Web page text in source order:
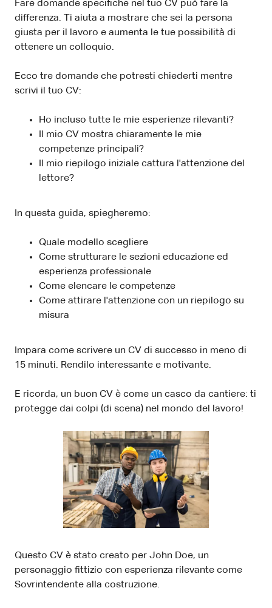
Fare domande specifiche nel tuo CV può fare la
differenza. Ti aiuta a mostrare che sei la persona
giusta per il lavoro e aumenta le tue possibilità di
ottenere un colloquio.
Ecco tre domande che potresti chiederti mentre
scrivi il tuo CV:
Ho incluso tutte le mie esperienze rilevanti?
Il mio CV mostra chiaramente le mie
competenze principali?
Il mio riepilogo iniziale cattura l'attenzione del
lettore?
In questa guida, spiegheremo:
Quale modello scegliere
Come strutturare le sezioni educazione ed
esperienza professionale
Come elencare le competenze
Come attirare l'attenzione con un riepilogo su
misura
Impara come scrivere un CV di successo in meno di
15 minuti. Rendilo interessante e motivante.
E ricorda, un buon CV è come un casco da cantiere: ti
protegge dai colpi (di scena) nel mondo del lavoro!
Questo CV è stato creato per John Doe, un
personaggio fittizio con esperienza rilevante come
Sovrintendente alla costruzione.